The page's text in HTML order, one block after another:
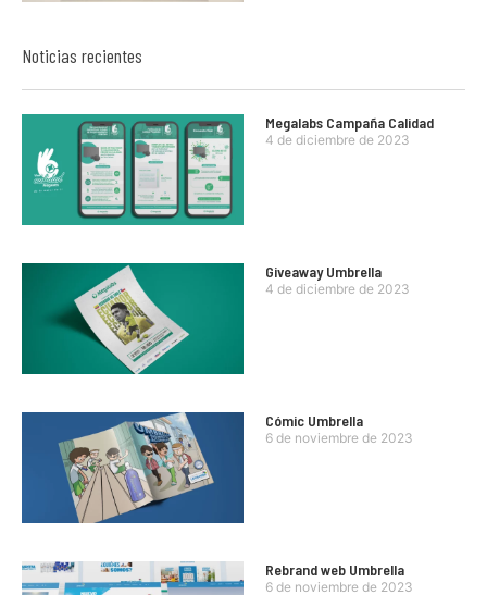
Noticias recientes
Megalabs Campaña Calidad
4 de diciembre de 2023
Giveaway Umbrella
4 de diciembre de 2023
Cómic Umbrella
6 de noviembre de 2023
Rebrand web Umbrella
6 de noviembre de 2023